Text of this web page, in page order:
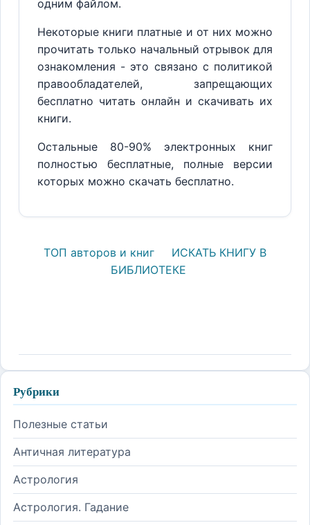
одним файлом.
Некоторые книги платные и от них можно
прочитать только начальный отрывок для
ознакомления - это связано с политикой
правообладателей, запрещающих
бесплатно читать онлайн и скачивать их
книги.
Остальные 80-90% электронных книг
полностью бесплатные, полные версии
которых можно скачать бесплатно.
ТОП авторов и книг
ИСКАТЬ КНИГУ В
БИБЛИОТЕКЕ
Рубрики
Полезные статьи
Античная литература
Астрология
Астрология. Гадание